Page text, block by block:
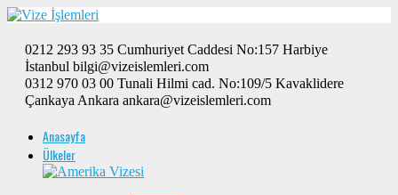
0212 293 93 35 Cumhuriyet Caddesi No:157 Harbiye
İstanbul bilgi@vizeislemleri.com
0312 970 03 00 Tunali Hilmi cad. No:109/5 Kavaklidere
Çankaya Ankara ankara@vizeislemleri.com
Anasayfa
Ülkeler